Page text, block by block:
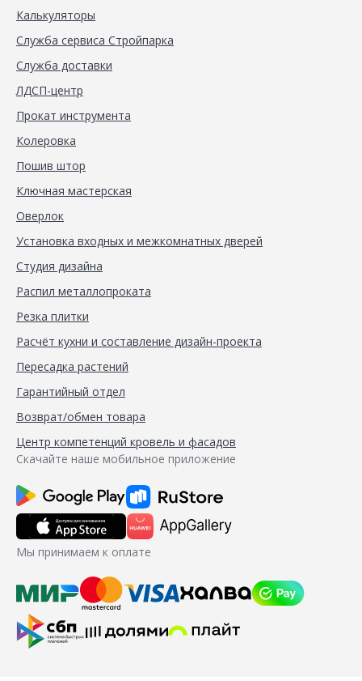
Калькуляторы
Служба сервиса Стройпарка
Служба доставки
ЛДСП-центр
Прокат инструмента
Колеровка
Пошив штор
Ключная мастерская
Оверлок
Установка входных и межкомнатных дверей
Студия дизайна
Распил металлопроката
Резка плитки
Расчёт кухни и составление дизайн-проекта
Пересадка растений
Гарантийный отдел
Возврат/обмен товара
Центр компетенций кровель и фасадов
Скачайте наше мобильное приложение
Мы принимаем к оплате